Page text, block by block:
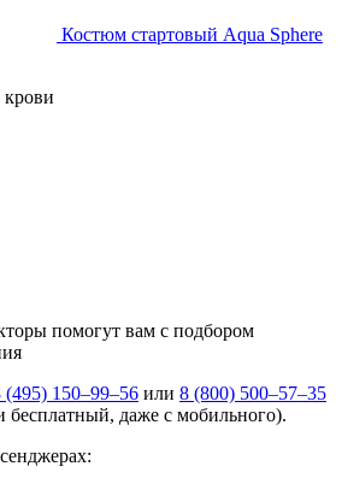
Костюм стартовый Aqua Sphere
помогут вам с подбором
(495) 150–99–56 или 8 (800) 500–57–35
бесплатный, даже с мобильного).